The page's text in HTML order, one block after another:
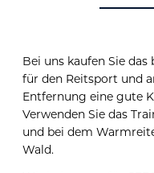
Bei uns kaufen Sie
für den Reitsport und
Entfernung eine gute
Verwenden Sie das
und bei dem
Wald.